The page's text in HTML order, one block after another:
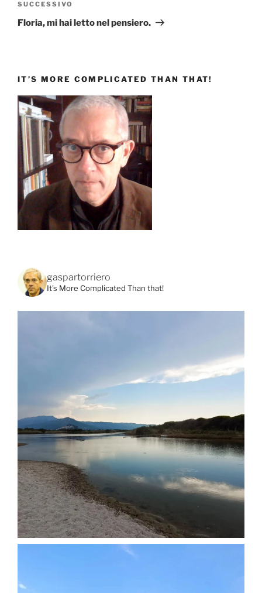
Articolo
successivo
SUCCESSIVO
Floria, mi hai letto nel pensiero.
IT’S MORE COMPLICATED THAN THAT!
gaspartorriero
It's More Complicated Than that!